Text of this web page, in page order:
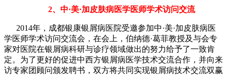
2、中·美·加皮肤病医学医师学术访问交流
2014年，成都银康银屑病医院受邀参加中·美·加皮肤病医
学医师学术访问交流会，在会上，伯纳德·葛菲教授及与会专
家对医院在银屑病科研与诊疗领域做出的努力给予了一致肯
定。为了更好的促进中西方银屑病医学技术交流合作，并向来
访专家团顾问颁发聘书，双方将共同实现银屑病技术交流双赢